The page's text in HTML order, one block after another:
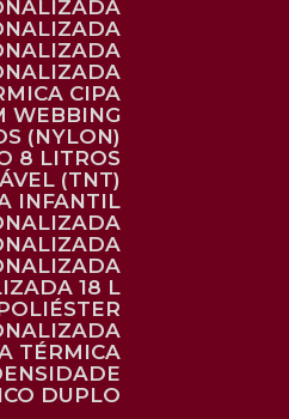
CIPA
WEBBING
(NYLON)
8 LITROS
(TNT)
INFANTIL
18 L
TÉRMICA
DUPLO